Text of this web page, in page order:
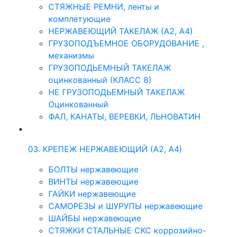
СТЯЖНЫЕ РЕМНИ, ленты и
комплетующие
НЕРЖАВЕЮЩИЙ ТАКЕЛАЖ (А2, А4)
ГРУЗОПОДЪЕМНОЕ ОБОРУДОВАНИЕ ,
механизмы
ГРУЗОПОДЬЕМНЫЙ ТАКЕЛАЖ
оцинкованный (КЛАСС 8)
НЕ ГРУЗОПОДЬЕМНЫЙ ТАКЕЛАЖ
Оцинкованный
ФАЛ, КАНАТЫ, ВЕРЕВКИ, ЛЬНОВАТИН
03. КРЕПЕЖ НЕРЖАВЕЮЩИЙ (А2, А4)
БОЛТЫ нержавеющие
ВИНТЫ нержавеющие
ГАЙКИ нержавеющие
САМОРЕЗЫ и ШУРУПЫ нержавеющие
ШАЙБЫ нержавеющие
СТЯЖКИ СТАЛЬНЫЕ СКС коррозийно-